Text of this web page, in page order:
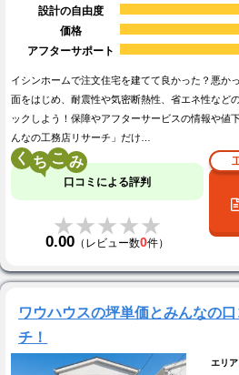
設計の自由度
価格
アフターサポート
イシンホームで注文住宅を建てて良かった？悪か
面をはじめ、耐震性や気密断熱性、省エネ性など
ックしよう！保障やアフターサービスの情報や値
んなの工務店リサーチ」だけ…
く こ
口コミによる評判
★★★★★
★★★★★
0.00 （レビュー数0件）
ワウハウスの坪単価とみんなの
チ！
エリア